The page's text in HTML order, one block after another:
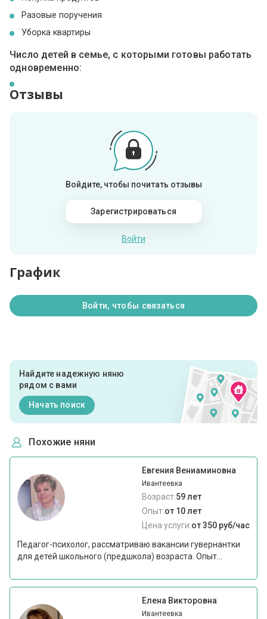
Разовые поручения
Уборка квартиры
Число детей в семье, с которыми готовы работать
одновременно:
Отзывы
Войдите, чтобы почитать отзывы
Зарегистрироваться
Войти
График
Войти, чтобы связаться
Найдите надежную няню
рядом с вами
Начать поиск
Похожие няни
Евгения Вениаминовна
Ивантеевка
Возраст:59 лет
Опыт:от 10 лет
Цена услуги:от 350 руб/час
Педагог-психолог, рассматриваю вакансии гувернантки
для детей школьного (предшкола) возраста. Опыт...
Елена Викторовна
Ивантеевка